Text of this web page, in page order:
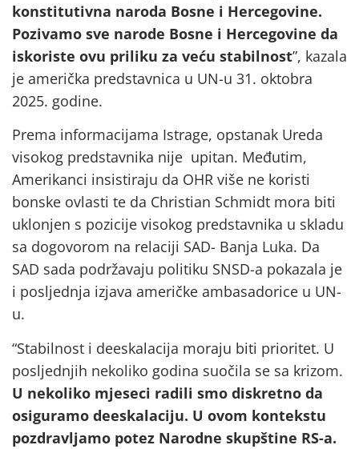
konstitutivna naroda Bosne i Hercegovine.
Pozivamo sve narode Bosne i Hercegovine da
iskoriste ovu priliku za veću stabilnost”, kazala
je američka predstavnica u UN-u 31. oktobra
2025. godine.
Prema informacijama Istrage, opstanak Ureda
visokog predstavnika nije upitan. Međutim,
Amerikanci insistiraju da OHR više ne koristi
bonske ovlasti te da Christian Schmidt mora biti
uklonjen s pozicije visokog predstavnika u skladu
sa dogovorom na relaciji SAD- Banja Luka. Da
SAD sada podržavaju politiku SNSD-a pokazala je
i posljednja izjava američke ambasadorice u UN-
u.
“Stabilnost i deeskalacija moraju biti prioritet. U
posljednjih nekoliko godina suočila se sa krizom.
U nekoliko mjeseci radili smo diskretno da
osiguramo deeskalaciju. U ovom kontekstu
pozdravljamo potez Narodne skupštine RS-a.